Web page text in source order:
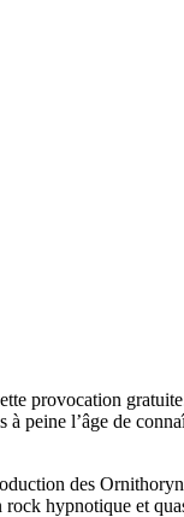
provocation
à peine l’âge de
des
rock hypnotique et